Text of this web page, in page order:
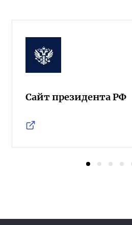
Сайт президента РФ